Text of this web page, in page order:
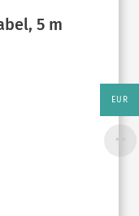
5 m
EUR